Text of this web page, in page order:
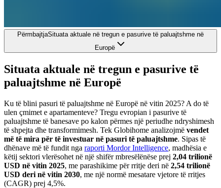
PërmbajtjaSituata aktuale në tregun e pasurive të paluajtshme në
Europë
Situata aktuale në tregun e pasurive të
paluajtshme në Europë
Ku të blini pasuri të paluajtshme në Europë në vitin 2025? A do të
ulen çmimet e apartamenteve? Tregu evropian i pasurive të
paluajtshme të banesave po kalon përmes një periudhe ndryshimesh
të shpejta dhe transformimesh. Tek Globihome analizojmë vendet
më të mira për të investuar në pasuri të paluajtshme. Sipas të
dhënave më të fundit nga raporti Mordor Intelligence, madhësia e
këtij sektori vlerësohet në një shifër mbresëlënëse prej 2,04 trilionë
USD në vitin 2025, me parashikime për rritje deri në 2,54 trilionë
USD deri në vitin 2030, me një normë mesatare vjetore të rritjes
(CAGR) prej 4,5%.